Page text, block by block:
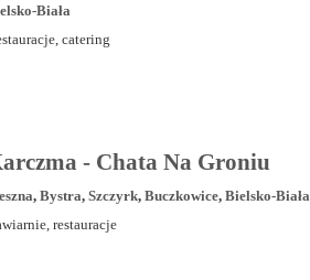
Biała
catering
- Chata Na Groniu
, Bystra, Szczyrk, Buczkowice, Bielsko-Biała
restauracje